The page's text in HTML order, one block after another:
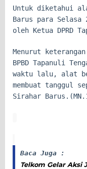
Untuk diketahui
Barus para
oleh Ketua DPRD
Menurut
BPBD Tapanuli
waktu lalu, alat
membuat tanggul
Sirahar
Baca Juga :
Telkom Gelar Aksi